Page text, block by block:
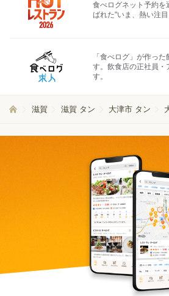
食べログネット予約を
ばれた"いま、熱い注
「食べログ」が作っ
す。飲食店の正社員・
す。
滋賀 滋賀 タン 大津市 タン